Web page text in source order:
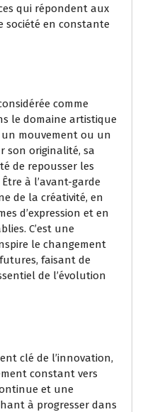
qui répondent aux
société en constante
comme
le domaine artistique
mouvement ou un
son originalité, sa
de repousser les
à l’avant-garde
de la créativité, en
d’expression et en
C’est une
le changement
faisant de
de l’évolution
clé de l’innovation,
constant vers
et une
à progresser dans